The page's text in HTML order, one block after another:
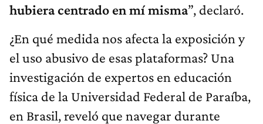
hubiera centrado en mí misma”, declaró.
¿En qué medida nos afecta la exposición y
el uso abusivo de esas plataformas? Una
investigación de expertos en educación
física de la Universidad Federal de Paraíba,
en Brasil, reveló que navegar durante